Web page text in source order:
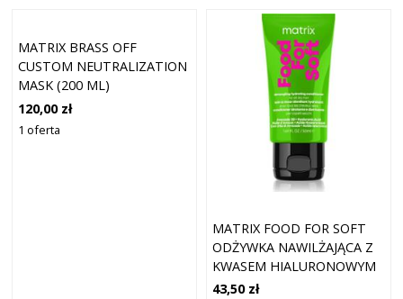
MATRIX BRASS OFF
CUSTOM NEUTRALIZATION
MASK (200 ML)
120,00 zł
1 oferta
MATRIX FOOD FOR SOFT
ODŻYWKA NAWILŻAJĄCA Z
KWASEM HIALURONOWYM
50 ML
43,50 zł